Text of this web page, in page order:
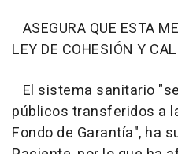
ASEGURA QUE ESTA
LEY DE COHESIÓN Y
El sistema sanitario
públicos transferidos a
Fondo de Garantía", ha